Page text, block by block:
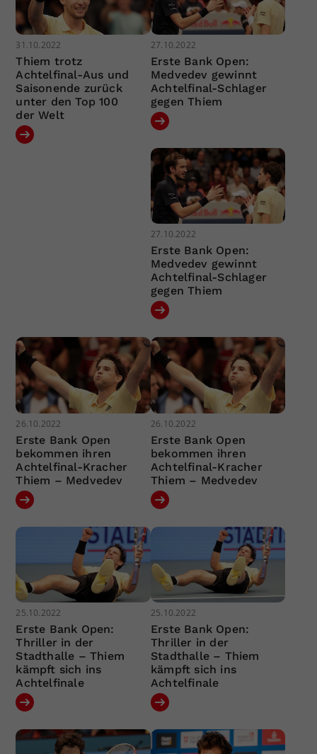
31.10.2022
Thiem trotz
Achtelfinal-Aus und
Saisonende zurück
unter den Top 100
der Welt
27.10.2022
Erste Bank Open:
Medvedev gewinnt
Achtelfinal-Schlager
gegen Thiem
27.10.2022
Erste Bank Open:
Medvedev gewinnt
Achtelfinal-Schlager
gegen Thiem
26.10.2022
Erste Bank Open
bekommen ihren
Achtelfinal-Kracher
Thiem – Medvedev
26.10.2022
Erste Bank Open
bekommen ihren
Achtelfinal-Kracher
Thiem – Medvedev
25.10.2022
Erste Bank Open:
Thriller in der
Stadthalle – Thiem
kämpft sich ins
Achtelfinale
25.10.2022
Erste Bank Open:
Thriller in der
Stadthalle – Thiem
kämpft sich ins
Achtelfinale